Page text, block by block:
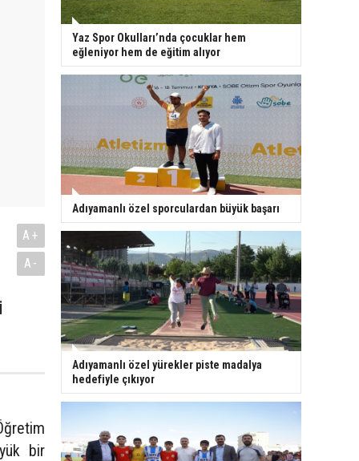
A+
A-
bir
Yaz Spor Okulları’nda çocuklar hem
eğleniyor hem de eğitim alıyor
Adıyamanlı özel sporculardan büyük başarı
Adıyamanlı özel yürekler piste madalya
hedefiyle çıkıyor